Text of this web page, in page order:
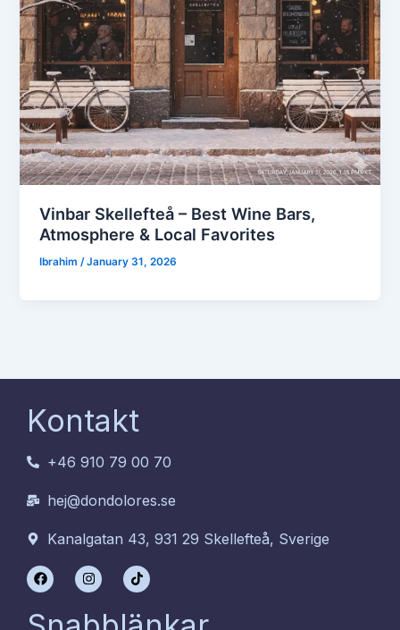
Vinbar Skellefteå – Best Wine Bars,
Atmosphere & Local Favorites
Ibrahim/January 31, 2026
Kontakt
+46 910 79 00 70
hej@dondolores.se
Kanalgatan 43, 931 29 Skellefteå, Sverige
F
a
c
e
b
I
n
s
t
a
T
i
k
t
o